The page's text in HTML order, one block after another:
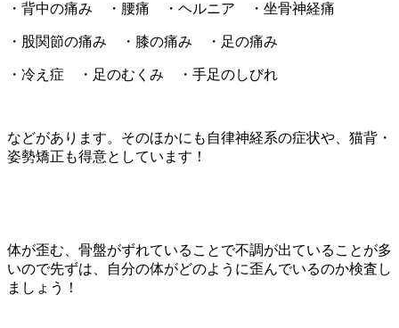
・背中の痛み ・腰痛 ・ヘルニア ・坐骨神経痛
・股関節の痛み ・膝の痛み ・足の痛み
・冷え症 ・足のむくみ ・手足のしびれ
などがあります。そのほかにも自律神経系の症状や、猫背・
姿勢矯正も得意としています！
体が歪む、骨盤がずれていることで不調が出ていることが多
いので先ずは、自分の体がどのように歪んでいるのか検査し
ましょう！